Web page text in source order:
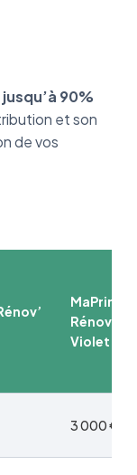
jusqu’à 90%
et son
de vos
MaPrime
Rénov'
Violet
3 000 €